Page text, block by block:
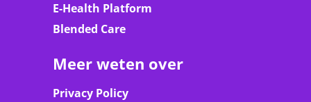
E-Health Platform
Blended Care
Meer weten over
Privacy Policy